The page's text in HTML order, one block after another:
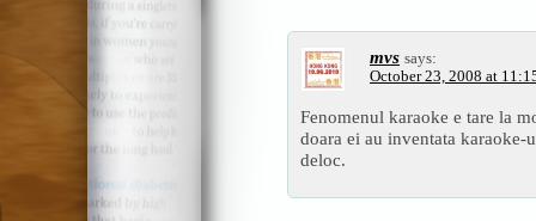
mvs says:
October 23, 2008 at
Fenomenul karaoke e tare la
doara ei au inventata
deloc.